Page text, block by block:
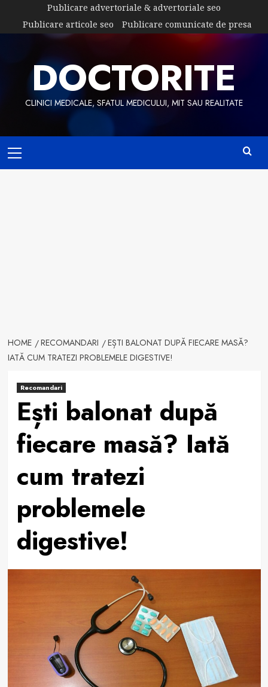
content
Publicare advertoriale & advertoriale seo
Publicare articole seo
Publicare comunicate de presa
DOCTORITE
CLINICI MEDICALE, SFATUL MEDICULUI, MIT SAU REALITATE
Menu
HOME RECOMANDARI
EȘTI BALONAT DUPĂ FIECARE MASĂ?
IATĂ CUM TRATEZI PROBLEMELE DIGESTIVE!
Recomandari
Ești balonat după
fiecare masă? Iată
cum tratezi
problemele
digestive!